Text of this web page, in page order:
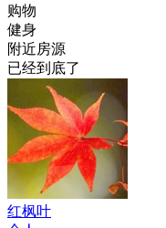
购物
健身
附近房源
已经到底了
红枫叶